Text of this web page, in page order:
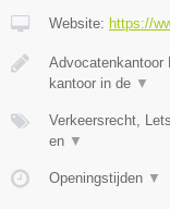
Website: https://
Advocatenkantoor
kantoor in de ▼
Verkeersrecht,
en ▼
Openingstijden ▼